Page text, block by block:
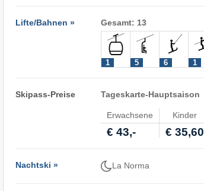
Lifte/Bahnen » Gesamt: 13
1 5 6 1
Skipass-Preise Tageskarte-Hauptsaison
Erwachsene Kinder
€ 43,- € 35,60
Nachtski » La Norma